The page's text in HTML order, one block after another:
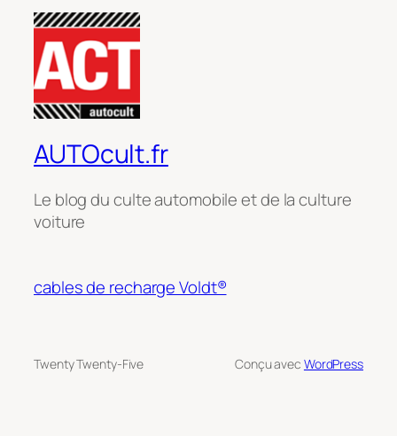
AUTOcult.fr
Le blog du culte automobile et de la culture
voiture
cables de recharge Voldt®
Twenty Twenty-Five Conçu avec WordPress